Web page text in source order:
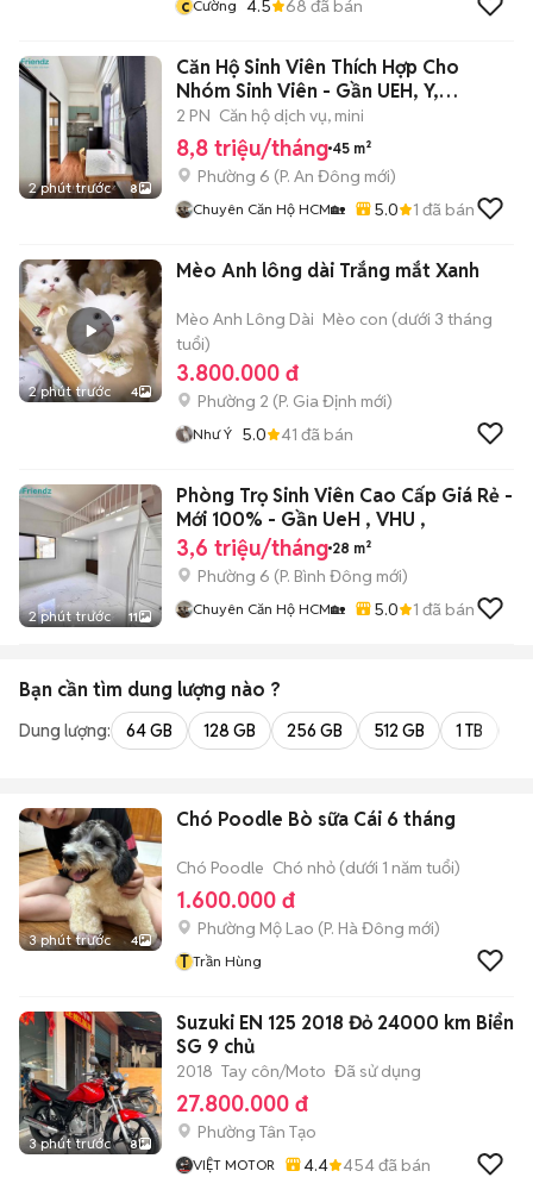
c Cường 4.5 68 đã bán
2 phút trước 8
Căn Hộ Sinh Viên Thích Hợp Cho
Nhóm Sinh Viên - Gần UEH, Y,
SGU,KHTN
2 PN Căn hộ dịch vụ, mini
8,8 triệu/tháng 45 m²
Phường 6 (P. An Đông mới)
Chuyên Căn Hộ HCM🏡 5.0 1 đã bán
2 phút trước 4
Mèo Anh lông dài Trắng mắt Xanh
Mèo Anh Lông Dài Mèo con (dưới 3 tháng
tuổi)
3.800.000 đ
Phường 2 (P. Gia Định mới)
Như Ý 5.0 41 đã bán
2 phút trước 11
Phòng Trọ Sinh Viên Cao Cấp Giá Rẻ -
Mới 100% - Gần UeH , VHU ,
3,6 triệu/tháng 28 m²
Phường 6 (P. Bình Đông mới)
Chuyên Căn Hộ HCM🏡 5.0 1 đã bán
Bạn cần tìm dung lượng nào ?
Dung lượng: 64 GB 128 GB 256 GB 512 GB 1 TB
3 phút trước 4
Chó Poodle Bò sữa Cái 6 tháng
Chó Poodle Chó nhỏ (dưới 1 năm tuổi)
1.600.000 đ
Phường Mộ Lao (P. Hà Đông mới)
T Trần Hùng
3 phút trước 8
Suzuki EN 125 2018 Đỏ 24000 km Biển
SG 9 chủ
2018 Tay côn/Moto Đã sử dụng
27.800.000 đ
Phường Tân Tạo
VIỆT MOTOR 4.4 454đã bán